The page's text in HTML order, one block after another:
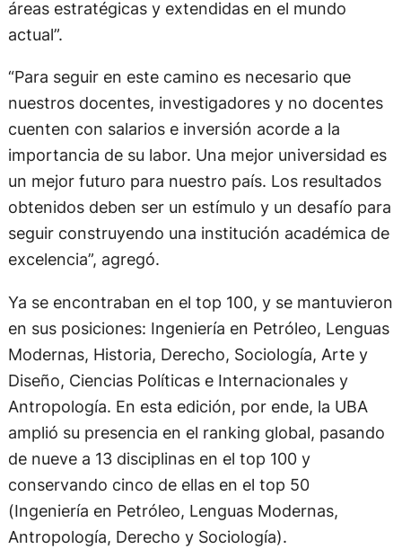
áreas estratégicas y extendidas en el mundo
actual”.
“Para seguir en este camino es necesario que
nuestros docentes, investigadores y no docentes
cuenten con salarios e inversión acorde a la
importancia de su labor. Una mejor universidad es
un mejor futuro para nuestro país. Los resultados
obtenidos deben ser un estímulo y un desafío para
seguir construyendo una institución académica de
excelencia”, agregó.
Ya se encontraban en el top 100, y se mantuvieron
en sus posiciones: Ingeniería en Petróleo, Lenguas
Modernas, Historia, Derecho, Sociología, Arte y
Diseño, Ciencias Políticas e Internacionales y
Antropología. En esta edición, por ende, la UBA
amplió su presencia en el ranking global, pasando
de nueve a 13 disciplinas en el top 100 y
conservando cinco de ellas en el top 50
(Ingeniería en Petróleo, Lenguas Modernas,
Antropología, Derecho y Sociología).